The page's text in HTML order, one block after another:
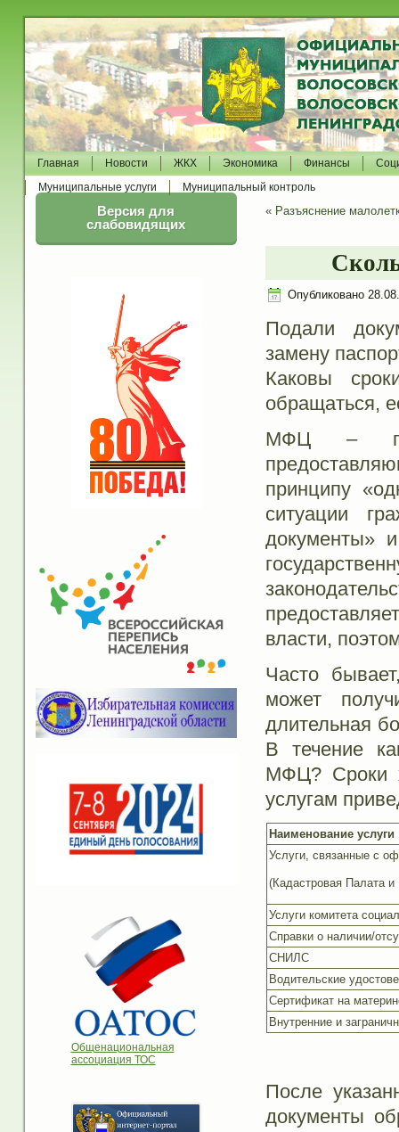
Главная Новости ЖКХ Экономика Финансы
Муниципальные услуги
Муниципальный контроль
Версия для
слабовидящих
Общенациональная
ассоциация ТОС
« Разъяснение
Опубликовано
Подали
замену
Каковы
обращаться,
МФЦ –
принципу
ситуации
документы»
власти,
Часто
может
длительная
В течение
МФЦ? Сроки
услугам
Наименование услуги
Услуги, связанные с
(Кадастровая Палата и
Услуги комитета
Справки о наличии/
СНИЛС
Водительские
Сертификат на
Внутренние и
После
документы